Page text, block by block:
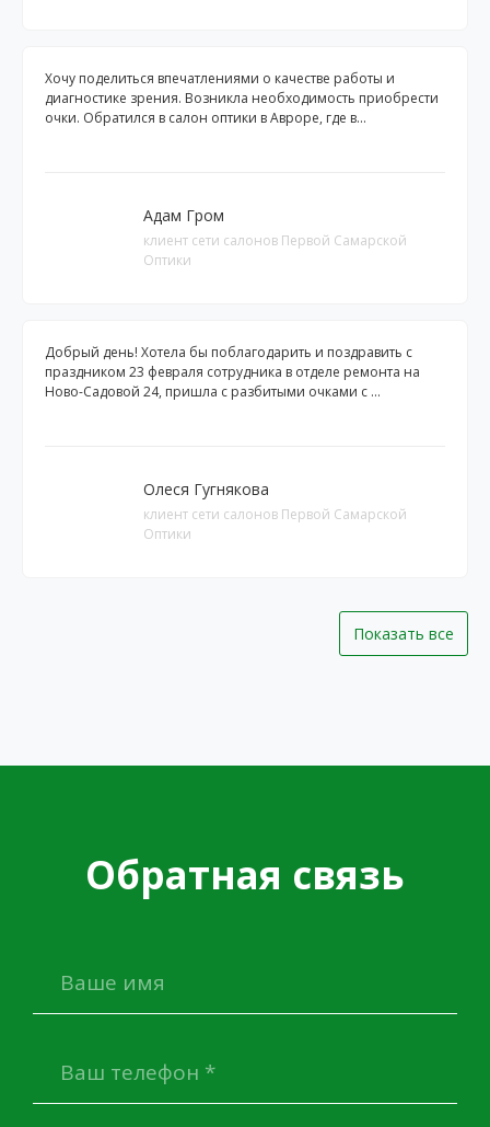
Хочу поделиться впечатлениями о качестве работы и
диагностике зрения. Возникла необходимость приобрести
очки. Обратился в салон оптики в Авроре, где в...
Адам Гром
клиент сети салонов Первой Самарской
Оптики
Добрый день! Хотела бы поблагодарить и поздравить с
праздником 23 февраля сотрудника в отделе ремонта на
Ново-Садовой 24, пришла с разбитыми очками с ...
Олеся Гугнякова
клиент сети салонов Первой Самарской
Оптики
Показать все
Обратная связь